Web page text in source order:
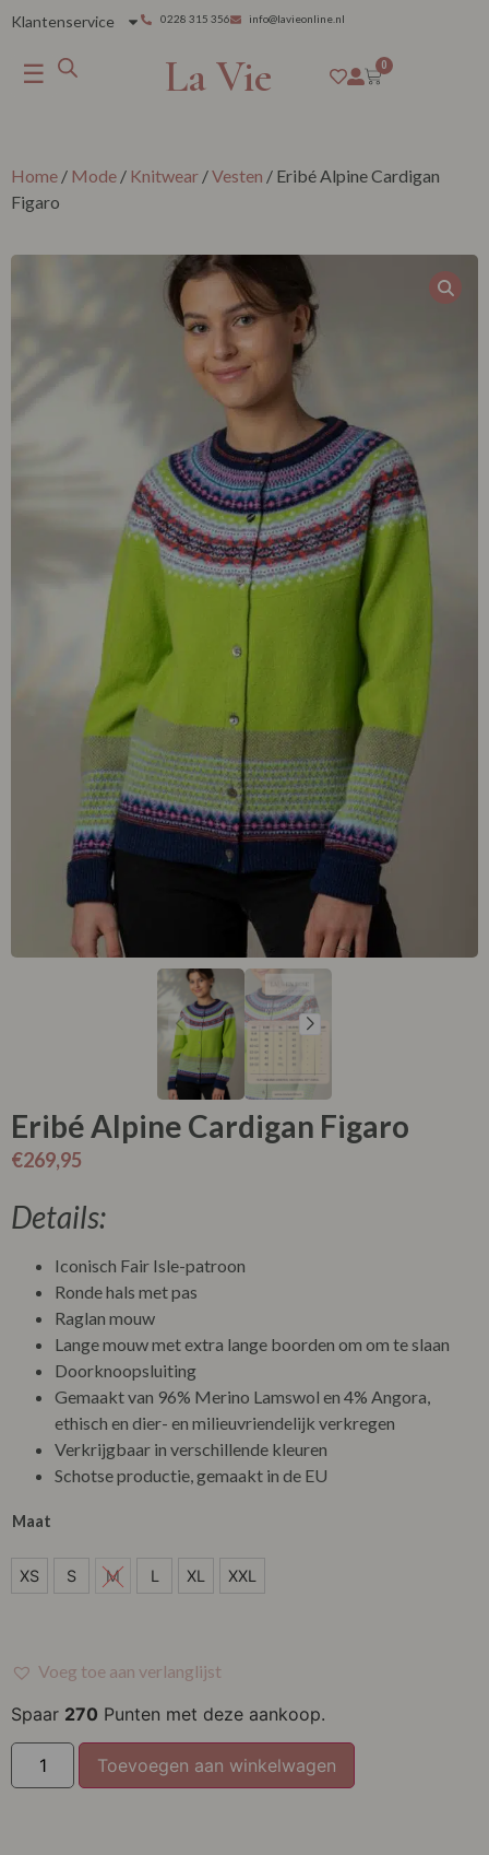
Klantenservice 0228 315 356 info@lavieonline.nl
☰ La Vie 0
Home / Mode / Knitwear /Vesten / Eribé Alpine Cardigan
Figaro
Eribé Alpine Cardigan Figaro
€269,95
Details:
Iconisch Fair Isle-patroon
Ronde hals met pas
Raglan mouw
Lange mouw met extra lange boorden om om te slaan
Doorknoopsluiting
Gemaakt van 96% Merino Lamswol en 4% Angora,
ethisch en dier- en milieuvriendelijk verkregen
Verkrijgbaar in verschillende kleuren
Schotse productie, gemaakt in de EU
Maat
XS
XXL
XS S M L XL XXL
Voeg toe aan verlanglijst
Spaar 270 Punten met deze aankoop.
Toevoegen aan winkelwagen